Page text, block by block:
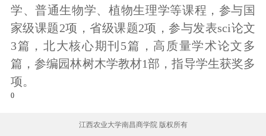
学、普通生物学、植物生理学等课程，参与国
家级课题2项，省级课题2项，参与发表sci论文
3篇，北大核心期刊5篇，高质量学术论文多
篇，参编园林树木学教材1部，指导学生获奖多
项。
0
江西农业大学南昌商学院 版权所有